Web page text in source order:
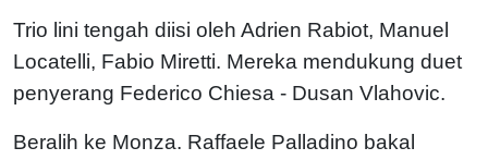
Trio lini tengah diisi oleh Adrien Rabiot, Manuel
Locatelli, Fabio Miretti. Mereka mendukung duet
penyerang Federico Chiesa - Dusan Vlahovic.
Beralih ke Monza. Raffaele Palladino bakal